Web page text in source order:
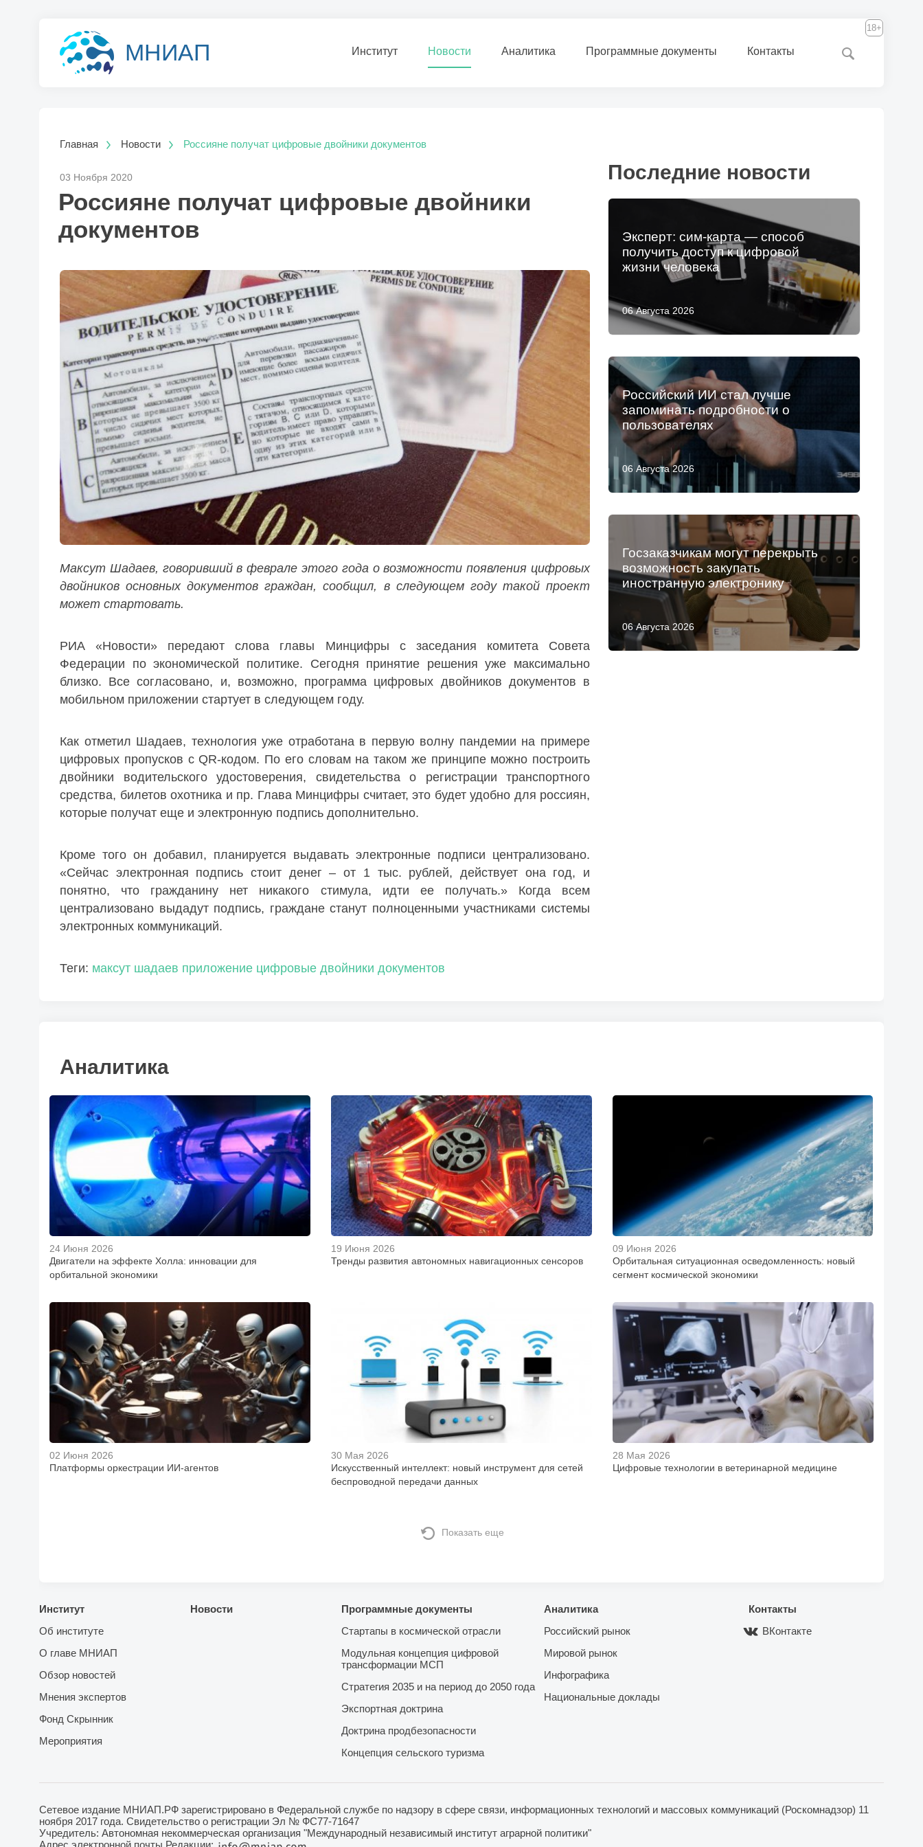
МНИАП Институт Новости Аналитика Программные документы Контакты
18+
Главная Новости Россияне получат цифровые двойники документов
03 Ноября 2020
Россияне получат цифровые двойники
документов
Максут Шадаев, говоривший в феврале этого года о возможности появления цифровых
двойников основных документов граждан, сообщил, в следующем году такой проект
может стартовать.
РИА «Новости» передают слова главы Минцифры с заседания комитета Совета
Федерации по экономической политике. Сегодня принятие решения уже максимально
близко. Все согласовано, и, возможно, программа цифровых двойников документов в
мобильном приложении стартует в следующем году.
Как отметил Шадаев, технология уже отработана в первую волну пандемии на примере
цифровых пропусков с QR-кодом. По его словам на таком же принципе можно построить
двойники водительского удостоверения, свидетельства о регистрации транспортного
средства, билетов охотника и пр. Глава Минцифры считает, это будет удобно для россиян,
которые получат еще и электронную подпись дополнительно.
Кроме того он добавил, планируется выдавать электронные подписи централизовано.
«Сейчас электронная подпись стоит денег – от 1 тыс. рублей, действует она год, и
понятно, что гражданину нет никакого стимула, идти ее получать.» Когда всем
централизовано выдадут подпись, граждане станут полноценными участниками системы
электронных коммуникаций.
Теги: максут шадаев приложение цифровые двойники документов
Последние новости
06 Августа 2026
Эксперт: сим-карта — способ
получить доступ к цифровой
жизни человека
06 Августа 2026
Российский ИИ стал лучше
запоминать подробности о
пользователях
06 Августа 2026
Госзаказчикам могут перекрыть
возможность закупать
иностранную электронику
Аналитика
24 Июня 2026
Двигатели на эффекте Холла: инновации для
орбитальной экономики
19 Июня 2026
Тренды развития автономных навигационных сенсоров
09 Июня 2026
Орбитальная ситуационная осведомленность: новый
сегмент космической экономики
02 Июня 2026
Платформы оркестрации ИИ-агентов
30 Мая 2026
Искусственный интеллект: новый инструмент для сетей
беспроводной передачи данных
28 Мая 2026
Цифровые технологии в ветеринарной медицине
Показать еще
Институт
Об институте
О главе МНИАП
Обзор новостей
Мнения экспертов
Фонд Скрынник
Мероприятия
Новости
Программные документы
Стартапы в космической отрасли
Модульная концепция цифровой
трансформации МСП
Стратегия 2035 и на период до 2050 года
Экспортная доктрина
Доктрина продбезопасности
Концепция сельского туризма
Аналитика
Российский рынок
Мировой рынок
Инфографика
Национальные доклады
Контакты
ВКонтакте
Сетевое издание МНИАП.РФ зарегистрировано в Федеральной службе по надзору в сфере связи, информационных технологий и массовых коммуникаций (Роскомнадзор) 11
ноября 2017 года. Свидетельство о регистрации Эл № ФС77-71647
Учредитель: Автономная некоммерческая организация "Международный независимый институт аграрной политики"